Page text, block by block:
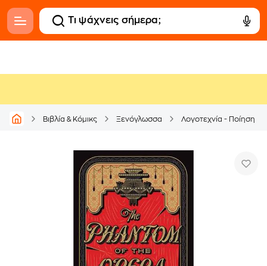
Βιβλία & Κόμικς Ξενόγλωσσα Λογοτεχνία - Ποίηση